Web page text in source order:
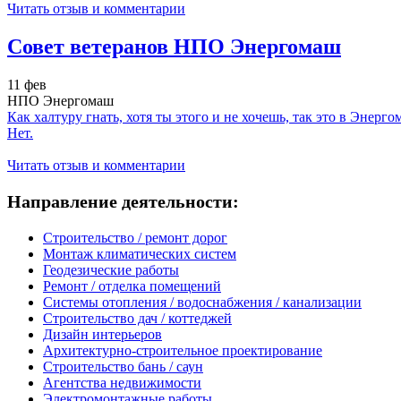
Читать отзыв и комментарии
Совет ветеранов НПО Энергомаш
11 фев
НПО Энергомаш
Как халтуру гнать, хотя ты этого и не хочешь, так это в
Нет.
Читать отзыв и комментарии
Направление деятельности:
Строительство / ремонт дорог
Монтаж климатических систем
Геодезические работы
Ремонт / отделка помещений
Системы отопления / водоснабжения / канализации
Строительство дач / коттеджей
Дизайн интерьеров
Архитектурно-строительное проектирование
Строительство бань / саун
Агентства недвижимости